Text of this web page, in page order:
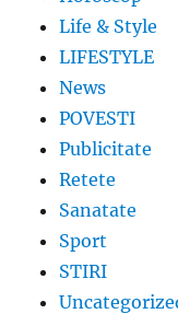
Life & Style
LIFESTYLE
News
POVESTI
Publicitate
Retete
Sanatate
Sport
STIRI